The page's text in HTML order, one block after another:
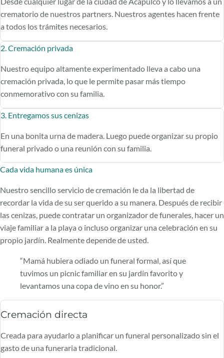
crematorio de nuestros partners. Nuestros agentes hacen frente
a todos los trámites necesarios.
2. Cremación privada
Nuestro equipo altamente experimentado lleva a cabo una
cremación privada, lo que le permite pasar más tiempo
conmemorativo con su familia.
3. Entregamos sus cenizas
En una bonita urna de madera. Luego puede organizar su propio
funeral privado o una reunión con su familia.
Cada vida humana es única
Nuestro sencillo servicio de cremación le da la libertad de
recordar la vida de su ser querido a su manera. Después de recibir
las cenizas, puede contratar un organizador de funerales, hacer un
viaje familiar a la playa o incluso organizar una celebración en su
propio jardín. Realmente depende de usted.
“Mamá hubiera odiado un funeral formal, así que
tuvimos un picnic familiar en su jardín favorito y
levantamos una copa de vino en su honor.”
Cremación directa
Creada para ayudarlo a planificar un funeral personalizado sin el
gasto de una funeraria tradicional.